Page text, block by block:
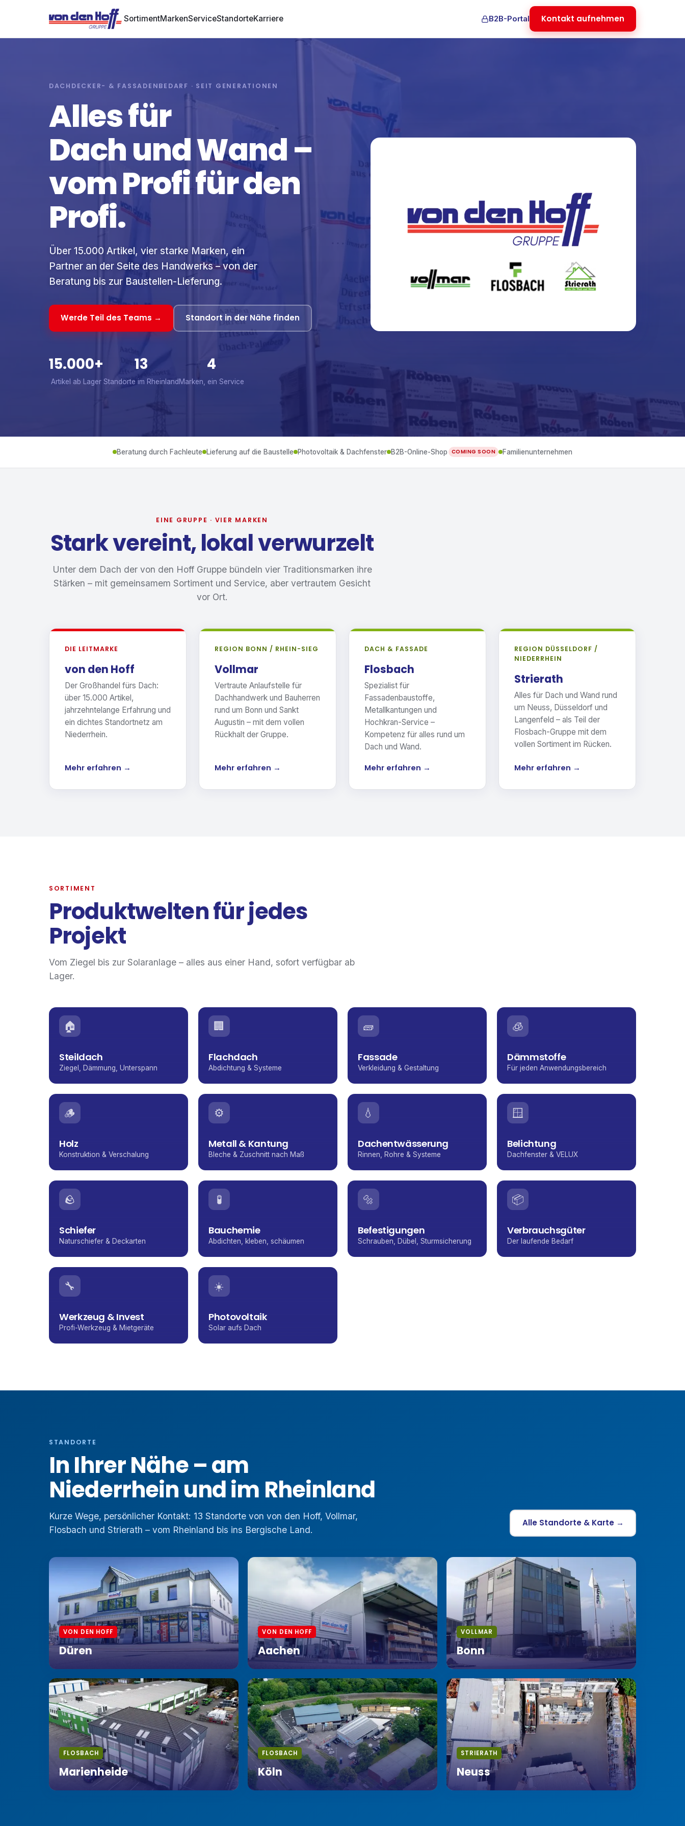
SortimentMarkenServiceStandorteKarriere B2B-Portal Kontakt aufnehmen
DACHDECKER- & FASSADENBEDARF · SEIT GENERATIONEN
Alles für
Dach und Wand–
vom Profi für den
Profi.
Über 15.000 Artikel, vier starke Marken, ein
Partner an der Seite des Handwerks – von der
Beratung bis zur Baustellen-Lieferung.
Werde Teil des Teams → Standort in der Nähe finden
15.000+
Artikel ab Lager
13
Standorte im Rheinland
4
Marken, ein Service
Beratung durch Fachleute Lieferung auf die Baustelle Photovoltaik & Dachfenster B2B-Online-Shop COMING SOON Familienunternehmen
EINE GRUPPE · VIER MARKEN
Stark vereint, lokal verwurzelt
Unter dem Dach der von den Hoff Gruppe bündeln vier Traditionsmarken ihre
Stärken – mit gemeinsamem Sortiment und Service, aber vertrautem Gesicht
vor Ort.
DIE LEITMARKE
von den Hoff
Der Großhandel fürs Dach:
über 15.000 Artikel,
jahrzehntelange Erfahrung und
ein dichtes Standortnetz am
Niederrhein.
Mehr erfahren →
REGION BONN / RHEIN-SIEG
Vollmar
Vertraute Anlaufstelle für
Dachhandwerk und Bauherren
rund um Bonn und Sankt
Augustin – mit dem vollen
Rückhalt der Gruppe.
Mehr erfahren →
DACH & FASSADE
Flosbach
Spezialist für
Fassadenbaustoffe,
Metallkantungen und
Hochkran-Service –
Kompetenz für alles rund um
Dach und Wand.
Mehr erfahren →
REGION DÜSSELDORF /
NIEDERRHEIN
Strierath
Alles für Dach und Wand rund
um Neuss, Düsseldorf und
Langenfeld – als Teil der
Flosbach-Gruppe mit dem
vollen Sortiment im Rücken.
Mehr erfahren →
SORTIMENT
Produktwelten für jedes
Projekt
Vom Ziegel bis zur Solaranlage – alles aus einer Hand, sofort verfügbar ab
Lager.
🏠
Steildach
Ziegel, Dämmung, Unterspann
🏢
Flachdach
Abdichtung & Systeme
🧱
Fassade
Verkleidung & Gestaltung
🧊
Dämmstoffe
Für jeden Anwendungsbereich
🪵
Holz
Konstruktion & Verschalung
⚙️
Metall & Kantung
Bleche & Zuschnitt nach Maß
💧
Dachentwässerung
Rinnen, Rohre & Systeme
🪟
Belichtung
Dachfenster & VELUX
🪨
Schiefer
Naturschiefer & Deckarten
🧪
Bauchemie
Abdichten, kleben, schäumen
🔩
Befestigungen
Schrauben, Dübel, Sturmsicherung
📦
Verbrauchsgüter
Der laufende Bedarf
🔧
Werkzeug & Invest
Profi-Werkzeug & Mietgeräte
☀️
Photovoltaik
Solar aufs Dach
STANDORTE
In Ihrer Nähe – am
Niederrhein und im Rheinland
Kurze Wege, persönlicher Kontakt: 13 Standorte von von den Hoff, Vollmar,
Flosbach und Strierath – vom Rheinland bis ins Bergische Land.
Alle Standorte & Karte →
VON DEN HOFF
Düren
VON DEN HOFF
Aachen
VOLLMAR
Bonn
FLOSBACH
Marienheide
FLOSBACH
Köln
STRIERATH
Neuss